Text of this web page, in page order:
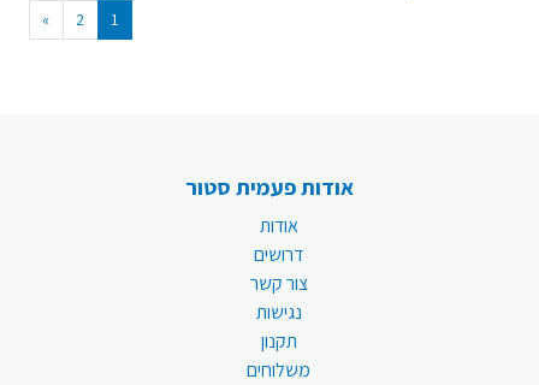
1
2
»
אודות פעמית סטור
אודות
דרושים
צור קשר
נגישות
תקנון
משלוחים